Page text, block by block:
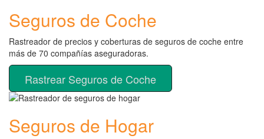
Seguros de Coche
Rastreador de precios y coberturas de seguros de coche entre
más de 70 compañías aseguradoras.
Rastrear Seguros de Coche
Seguros de Hogar